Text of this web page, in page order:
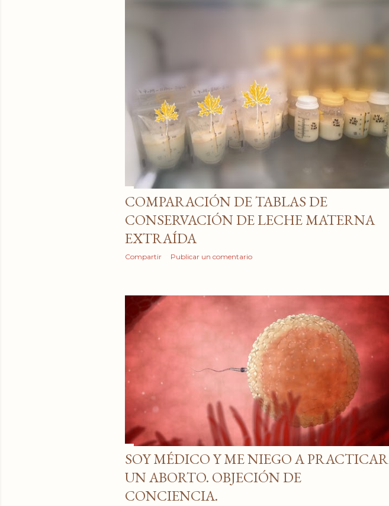
COMPARACIÓN DE TABLAS DE
CONSERVACIÓN DE LECHE MATERNA
EXTRAÍDA
Compartir Publicar un comentario
SOY MÉDICO Y ME NIEGO A PRACTICAR
UN ABORTO. OBJECIÓN DE
CONCIENCIA.